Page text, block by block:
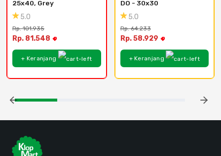
25x40, Grey
5.0
Rp. 101.935
Rp. 81.548
+ Keranjang
DO - 30x30
5.0
Rp. 64.233
Rp. 58.929
+ Keranjang